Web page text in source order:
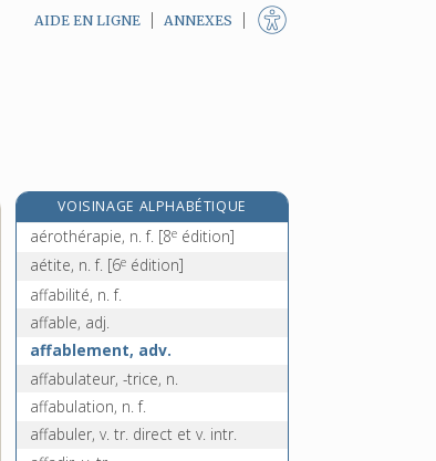
AIDE EN LIGNE ANNEXES
VOISINAGE ALPHABÉTIQUE
aérostier, n. m.
aérothérapie, n. f. [8e édition]
aétite, n. f. [6e édition]
affabilité, n. f.
affable, adj.
affablement, adv.
affabulateur, -trice, n.
affabulation, n. f.
affabuler, v. tr. direct et v. intr.